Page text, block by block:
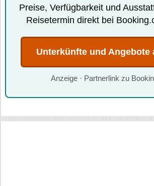
Preise, Verfügbarkeit und
Reisetermin direkt bei
Unterkünfte und Angebote
Anzeige · Partnerlink zu